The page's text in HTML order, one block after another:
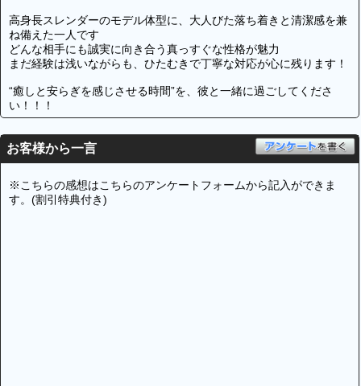
高身長スレンダーのモデル体型に、大人びた落ち着きと清潔感を兼
ね備えた一人です
どんな相手にも誠実に向き合う真っすぐな性格が魅力
まだ経験は浅いながらも、ひたむきで丁寧な対応が心に残ります！
“癒しと安らぎを感じさせる時間”を、彼と一緒に過ごしてくださ
い！！！
お客様から一言
※こちらの感想はこちらのアンケートフォームから記入ができま
す。(割引特典付き)